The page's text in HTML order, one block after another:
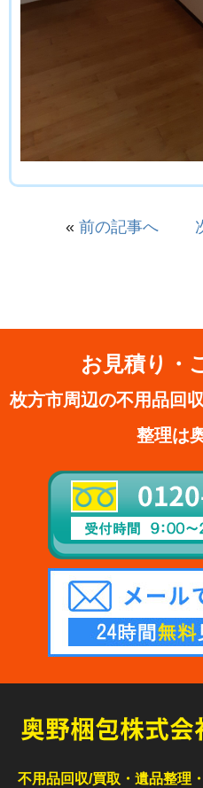
« 前の記事へ
お見積り・
枚方市周辺の不用品回
整理は
不用品回収/買取・遺品整理